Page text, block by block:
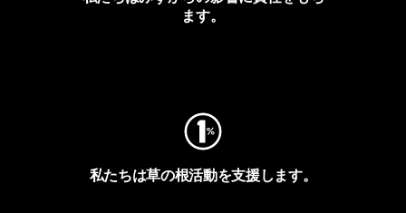
ます。
私たちは草の根活動を支援します。